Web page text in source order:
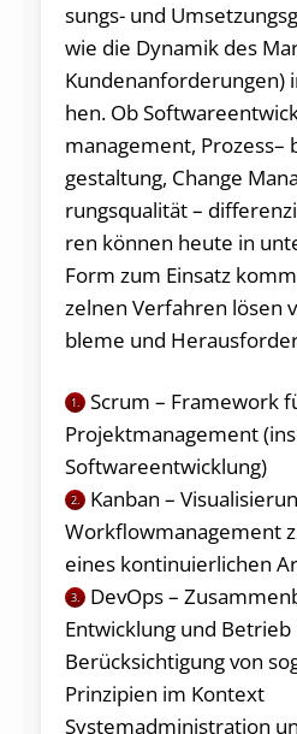
sungs- und
wie die Dy­na­mik des
hen. Ob
ma­nage­ment, Pro­zess–
ge­stal­tung, Chan­ge
rungs­qua­li­tät –
ren kön­nen heu­te in
Form zum Ein­satz
zel­nen Ver­fah­ren lö­sen
ble­me und
1.
Scrum – Framework
Projektmanagement
Softwareentwicklung)
2.
Kanban –
Workflowmanagement
eines kontinuierlichen
3.
DevOps –
Entwicklung und
Berücksichtigung von
Prinzipien im Kontext
Systemadministration